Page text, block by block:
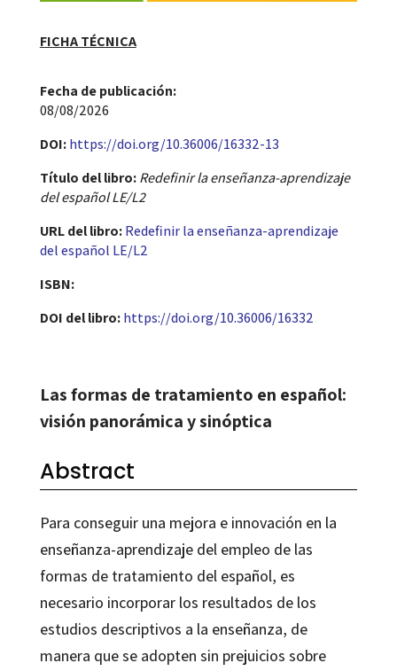
FICHA TÉCNICA
Fecha de publicación​:
08/08/2026
DOI: https://doi.org/10.36006/16332-13
Título del libro: Redefinir la enseñanza-aprendizaje
del español LE/L2
URL del libro: Redefinir la enseñanza-aprendizaje
del español LE/L2
ISBN:
DOI del libro: https://doi.org/10.36006/16332
Las formas de tratamiento en español:
visión panorámica y sinóptica
Abstract
Para conseguir una mejora e innovación en la
enseñanza-aprendizaje del empleo de las
formas de tratamiento del español, es
necesario incorporar los resultados de los
estudios descriptivos a la enseñanza, de
manera que se adopten sin prejuicios sobre